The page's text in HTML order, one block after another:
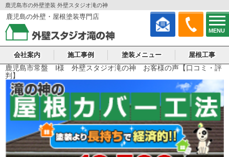
MENU
鹿児島市の外壁塗装 外壁スタジオ滝の神
鹿児島の外壁・屋根塗装専門店
会社案内 施工事例 塗装メニュー 屋根工事
鹿児島市常盤 I様 外壁スタジオ滝の神 お客様の声【口コミ・評
判】